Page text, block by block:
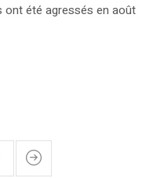
ont été agressés en août